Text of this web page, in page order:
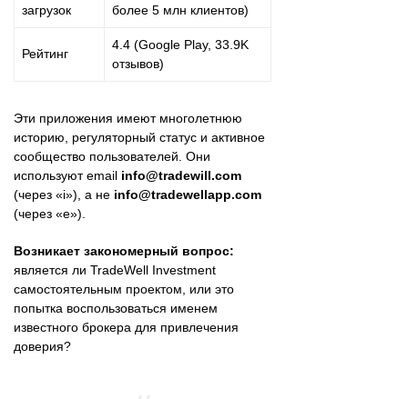
загрузок
более 5 млн клиентов)
Рейтинг
4.4 (Google Play, 33.9K
отзывов)
Эти приложения имеют многолетнюю
историю, регуляторный статус и активное
сообщество пользователей. Они
используют email info@tradewill.com
(через «i»), а не info@tradewellapp.com
(через «e»).
Возникает закономерный вопрос:
является ли TradeWell Investment
самостоятельным проектом, или это
попытка воспользоваться именем
известного брокера для привлечения
доверия?